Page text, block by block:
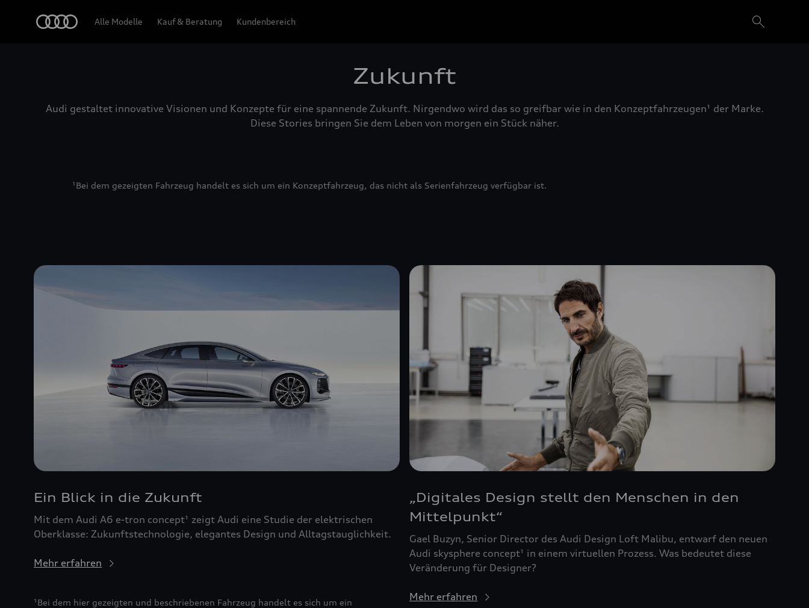
Alle Modelle Kauf & Beratung Kundenbereich
Zukunft
Audi gestaltet innovative Visionen und Konzepte für eine spannende Zukunft. Nirgendwo wird das so greifbar wie in den Konzeptfahrzeugen¹ der Marke.
Diese Stories bringen Sie dem Leben von morgen ein Stück näher.
¹Bei dem gezeigten Fahrzeug handelt es sich um ein Konzeptfahrzeug, das nicht als Serienfahrzeug verfügbar ist.
Ein Blick in die Zukunft
Mit dem Audi A6 e-tron concept¹ zeigt Audi eine Studie der elektrischen
Oberklasse: Zukunftstechnologie, elegantes Design und Alltagstauglichkeit.
Mehr erfahren
¹Bei dem hier gezeigten und beschriebenen Fahrzeug handelt es sich um ein
„Digitales Design stellt den Menschen in den
Mittelpunkt“
Gael Buzyn, Senior Director des Audi Design Loft Malibu, entwarf den neuen
Audi skysphere concept¹ in einem virtuellen Prozess. Was bedeutet diese
Veränderung für Designer?
Mehr erfahren